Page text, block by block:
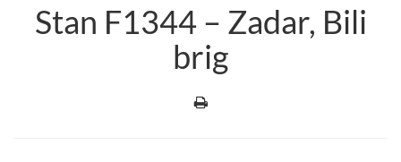
Stan F1344 – Zadar, Bili
brig